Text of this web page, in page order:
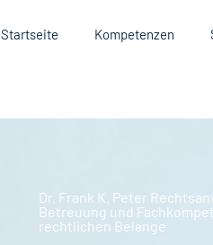
Startseite Kompetenzen
Dr. Frank K. Peter
Betreuung und
rechtlichen Belange